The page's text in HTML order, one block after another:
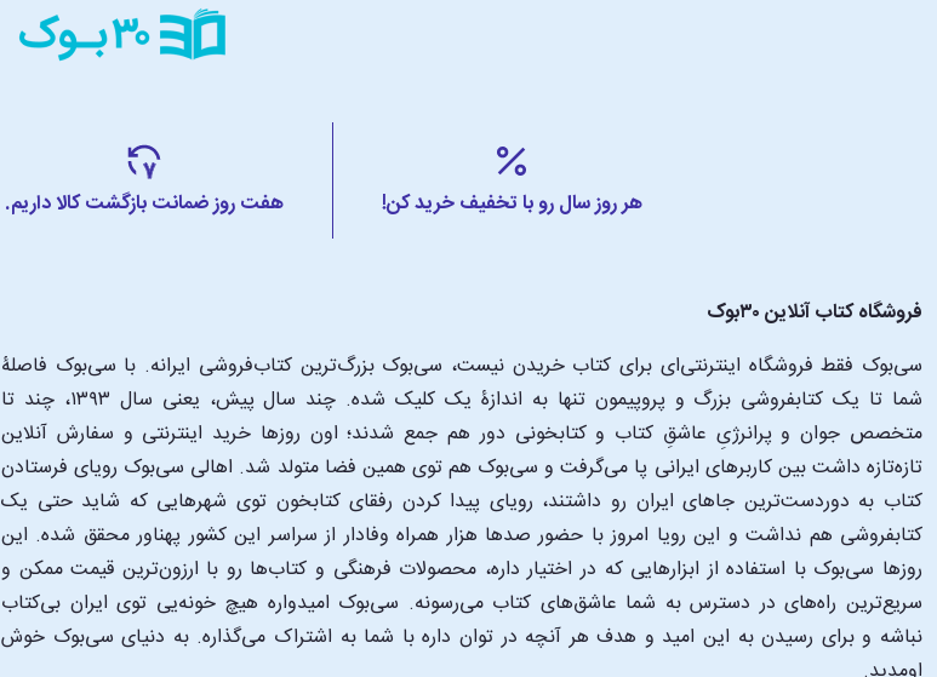
هر روز سال رو با تخفیف خرید کن! هفت روز ضمانت بازگشت کالا داریم.
فروشگاه کتاب آنلاین ۳۰بوک
سی‌بوک فقط فروشگاه اینترنتی‌ای برای کتاب خریدن نیست، سی‌بوک بزرگ‌ترین کتاب‌فروشی ایرانه. با سی‌بوک فاصلۀ
شما تا یک کتابفروشی بزرگ و پروپیمون تنها به اندازۀ یک کلیک شده. چند سال پیش، یعنی سال ۱۳۹۳، چند تا
متخصص جوان و پرانرژیِ عاشقِ کتاب و کتابخونی دور هم جمع شدند؛ اون‌ روزها خرید اینترنتی و سفارش آنلاین
تازه‌تازه داشت بین کاربرهای ایرانی پا می‌گرفت و سی‌بوک هم توی همین فضا متولد شد. اهالی سی‌بوک رویای فرستادن
کتاب به دوردست‌ترین جاهای ایران رو داشتند، رویای پیدا کردن رفقای کتابخون توی شهرهایی که شاید حتی یک
کتابفروشی هم نداشت و این رویا امروز با حضور صدها هزار همراه وفادار از سراسر این کشور پهناور محقق شده. این
‌روزها سی‌بوک با استفاده از ابزارهایی که در اختیار داره، محصولات فرهنگی و کتاب‌ها رو با ارزون‌ترین قیمت ممکن و
سریع‌ترین راه‌های در دسترس به شما عاشق‌های کتاب می‌رسونه. سی‌بوک امیدواره هیچ خونه‌یی توی ایران بی‌کتاب
نباشه و برای رسیدن به این امید و هدف هر آنچه در توان داره با شما به اشتراک می‌گذاره. به دنیای سی‌بوک خوش